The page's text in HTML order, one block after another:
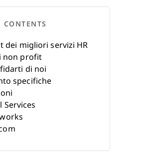
CONTENTS
dei migliori servizi HR
non profit
di noi
specifiche
Services